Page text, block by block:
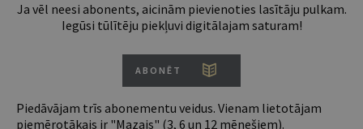
Ja vēl neesi abonents, aicinām pievienoties lasītāju pulkam.
Iegūsi tūlītēju piekļuvi digitālajam saturam!
ABONĒT
Piedāvājam trīs abonementu veidus. Vienam lietotājam
piemērotākais ir "Mazais" (3, 6 un 12 mēnešiem).